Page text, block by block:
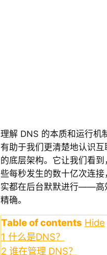
理解 DNS 的本质和运行机
有助于我们更清楚地认识互
的底层架构。它让我们看到
些每秒发生的数十亿次连接
实都在后台默默进行——高
精确。
Table of contents Hide
1 什么是DNS？
2 谁在管理 DNS？